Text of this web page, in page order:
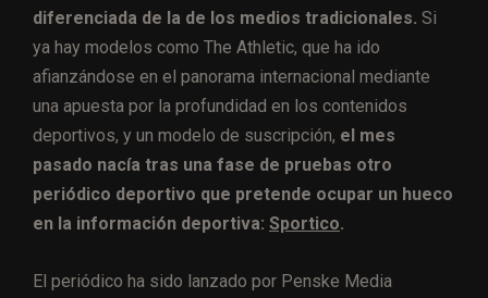
diferenciada de la de los medios tradicionales. Si
ya hay modelos como The Athletic, que ha ido
afianzándose en el panorama internacional mediante
una apuesta por la profundidad en los contenidos
deportivos, y un modelo de suscripción, el mes
pasado nacía tras una fase de pruebas otro
periódico deportivo que pretende ocupar un hueco
en la información deportiva: Sportico.
El periódico ha sido lanzado por Penske Media